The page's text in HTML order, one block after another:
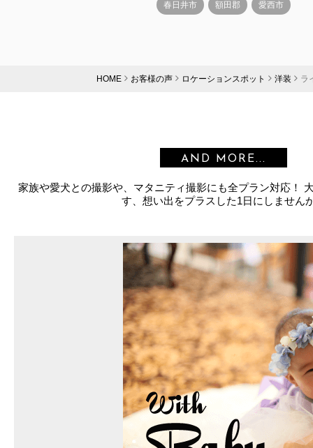
春日井市 額田郡 愛西市
HOME お客様の声 ロケーションスポット 洋装 ラ
AND MORE...
家族や愛犬との撮影や、マタニティ撮影にも全プラン対応！
す、想い出をプラスした1日にしません